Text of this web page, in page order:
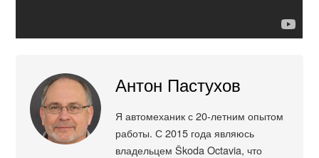
Антон Пастухов
Я автомеханик с 20-летним опытом
работы. С 2015 года являюсь
владельцем Škoda Octavia, что